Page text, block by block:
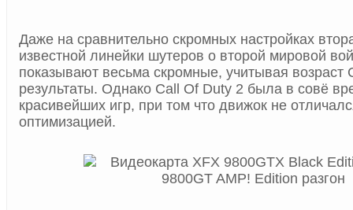
Даже на сравнительно скромных настройках
известной линейки шутеров о второй мировой
показывают весьма скромные, учитывая возраст
результаты. Однако Call Of Duty 2 была в совё
красивейших игр, при том что движок не
оптимизацией.